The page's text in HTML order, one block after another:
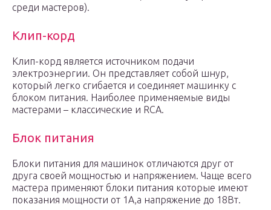
среди мастеров).
Клип-корд
Клип-корд является источником подачи
электроэнергии. Он представляет собой шнур,
который легко сгибается и соединяет машинку с
блоком питания. Наиболее применяемые виды
мастерами – классические и RCA.
Блок питания
Блоки питания для машинок отличаются друг от
друга своей мощностью и напряжением. Чаще всего
мастера применяют блоки питания которые имеют
показания мощности от 1А,а напряжение до 18Вт.